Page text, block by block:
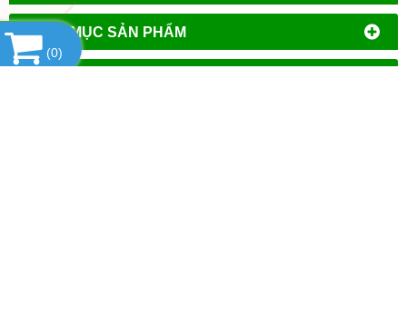
DANH MỤC SẢN PHẨM
(0)